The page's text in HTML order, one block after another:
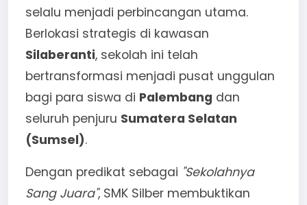
selalu menjadi perbincangan utama.
Berlokasi strategis di kawasan
Silaberanti, sekolah ini telah
bertransformasi menjadi pusat unggulan
bagi para siswa di Palembang dan
seluruh penjuru Sumatera Selatan
(Sumsel).
Dengan predikat sebagai "Sekolahnya
Sang Juara", SMK Silber membuktikan